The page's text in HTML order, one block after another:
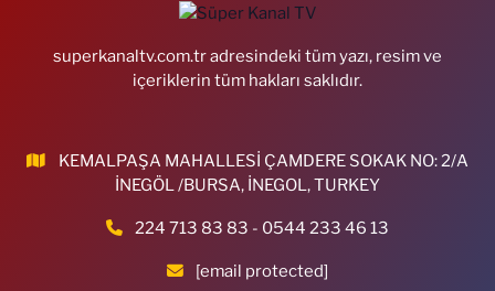
superkanaltv.com.tr adresindeki tüm yazı, resim ve
içeriklerin tüm hakları saklıdır.
KEMALPAŞA MAHALLESİ ÇAMDERE SOKAK NO: 2/A
İNEGÖL /BURSA, İNEGOL, TURKEY
224 713 83 83 - 0544 233 46 13
[email protected]